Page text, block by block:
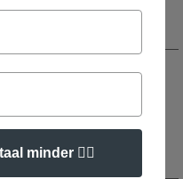
zie hier
minder 👍🏼